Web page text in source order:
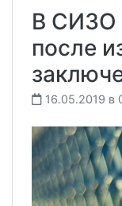
В СИЗО
после
16.05.2019 в